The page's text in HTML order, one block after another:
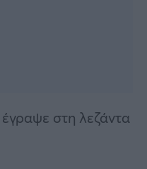
στη λεζάντα